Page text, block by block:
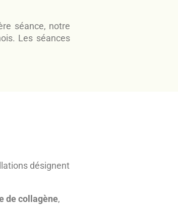
séance, notre
Les séances
désignent
de collagène,